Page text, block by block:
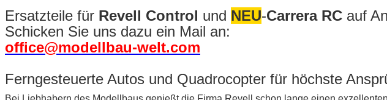
Ersatzteile für Revell Control und NEU-Carrera RC auf
Schicken Sie uns dazu ein Mail an:
office@modellbau-welt.com
Ferngesteuerte Autos und Quadrocopter für höchste